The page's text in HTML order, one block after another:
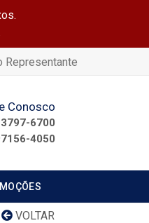
Representante
Conosco
6700
4050
VOLTAR